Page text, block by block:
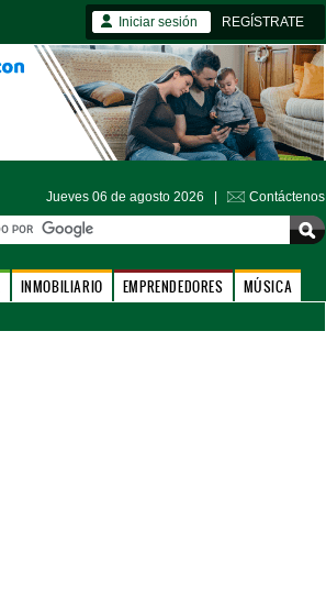
Iniciar sesión REGÍSTRATE
Jueves 06 de agosto 2026 | Contáctenos
INMOBILIARIO EMPRENDEDORES MÚSICA